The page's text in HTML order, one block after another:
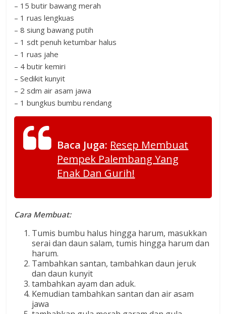
– 15 butir bawang merah
– 1 ruas lengkuas
– 8 siung bawang putih
– 1 sdt penuh ketumbar halus
– 1 ruas jahe
– 4 butir kemiri
– Sedikit kunyit
– 2 sdm air asam jawa
– 1 bungkus bumbu rendang
Baca Juga: Resep Membuat
Pempek Palembang Yang
Enak Dan Gurih!
Cara Membuat:
Tumis bumbu halus hingga harum, masukkan
serai dan daun salam, tumis hingga harum dan
harum.
Tambahkan santan, tambahkan daun jeruk
dan daun kunyit
tambahkan ayam dan aduk.
Kemudian tambahkan santan dan air asam
jawa